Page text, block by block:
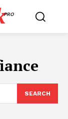
PRO
SEARCH